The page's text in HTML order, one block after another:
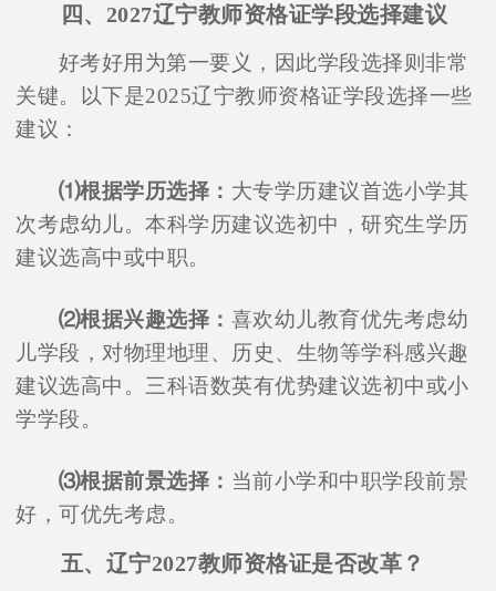
四、2027辽宁教师资格证学段选择建议
好考好用为第一要义，因此学段选择则非常
关键。以下是2025辽宁教师资格证学段选择一些
建议：
⑴根据学历选择： 大专学历建议首选小学其
次考虑幼儿。本科学历建议选初中，研究生学历
建议选高中或中职。
⑵根据兴趣选择： 喜欢幼儿教育优先考虑幼
儿学段，对物理地理、历史、生物等学科感兴趣
建议选高中。三科语数英有优势建议选初中或小
学学段。
⑶根据前景选择： 当前小学和中职学段前景
好，可优先考虑。
五、辽宁2027教师资格证是否改革？